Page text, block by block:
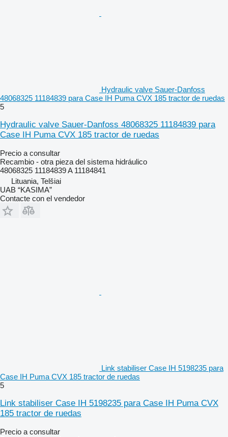
Hydraulic valve Sauer-Danfoss
48068325 11184839 para Case IH Puma CVX 185 tractor de ruedas
5
Hydraulic valve Sauer-Danfoss 48068325 11184839 para
Case IH Puma CVX 185 tractor de ruedas
Precio a consultar
Recambio - otra pieza del sistema hidráulico
48068325 11184839 A 11184841
Lituania, Telšiai
UAB “KASIMA”
Contacte con el vendedor
Link stabiliser Case IH 5198235 para
Case IH Puma CVX 185 tractor de ruedas
5
Link stabiliser Case IH 5198235 para Case IH Puma CVX
185 tractor de ruedas
Precio a consultar